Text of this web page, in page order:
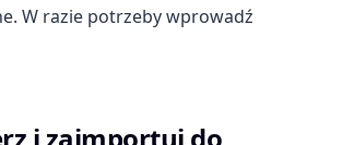
W razie potrzeby wprowadź